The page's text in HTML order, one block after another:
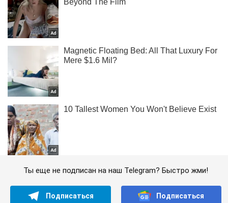
Ты еще не подписан на наш Telegram? Быстро жми!
Подписаться Подписаться